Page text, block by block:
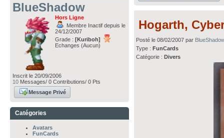
BlueShadow
Hors Ligne
Membre Inactif depuis le
24/12/2007
Grade : [Kuriboh]
Echanges (Aucun)
Inscrit le 20/09/2006
10 Messages/ 0 Contributions/ 0 Pts
Message Privé
Catégories
Avatars
FunCards
Hogarth,
Posté le 08/02/2007 par
Type :FunCards
Catégorie :Divers